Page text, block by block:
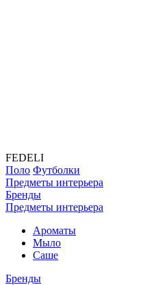
FEDELI
Поло Футболки
Предметы интерьера
Бренды
Предметы интерьера
Ароматы
Мыло
Саше
Бренды